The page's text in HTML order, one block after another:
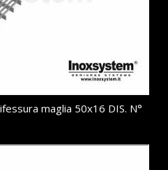
maglia 50x16 DIS. N°